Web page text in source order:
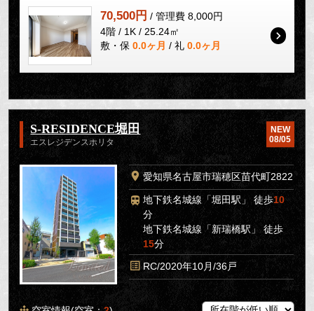
70,500円 / 管理費 8,000円
4階 / 1K / 25.24㎡
敷・保 0.0ヶ月 / 礼 0.0ヶ月
S-RESIDENCE堀田
エスレジデンスホリタ
NEW
08/05
愛知県名古屋市瑞穂区苗代町2822
地下鉄名城線「堀田駅」 徒歩10
分
地下鉄名城線「新瑞橋駅」 徒歩
15分
RC/2020年10月/36戸